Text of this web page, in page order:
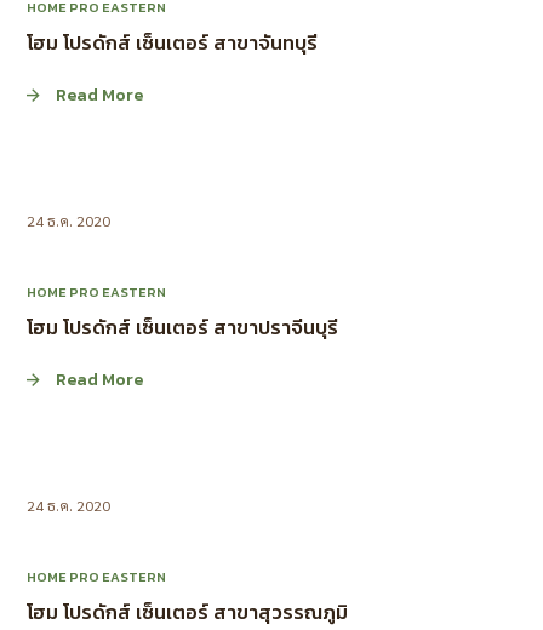
HOME PRO EASTERN
โฮม โปรดักส์ เซ็นเตอร์ สาขาจันทบุรี
Read More
24 ธ.ค. 2020
HOME PRO EASTERN
โฮม โปรดักส์ เซ็นเตอร์ สาขาปราจีนบุรี
Read More
24 ธ.ค. 2020
HOME PRO EASTERN
โฮม โปรดักส์ เซ็นเตอร์ สาขาสุวรรณภูมิ